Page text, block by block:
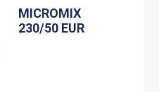
MICROMIX
230/50 EUR